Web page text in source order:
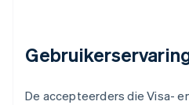
De accepteerders die Visa-